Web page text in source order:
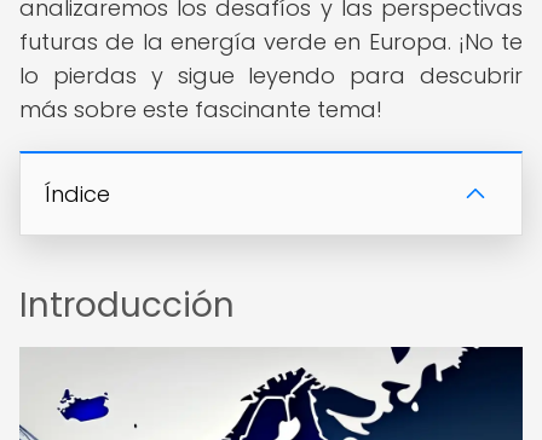
analizaremos los desafíos y las perspectivas
futuras de la energía verde en Europa. ¡No te
lo pierdas y sigue leyendo para descubrir
más sobre este fascinante tema!
Índice
Introducción